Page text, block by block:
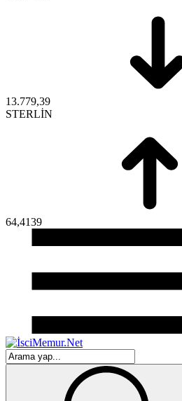
13.779,39
STERLİN
64,4139